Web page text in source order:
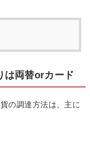
は両替orカード
の調達方法は、主に